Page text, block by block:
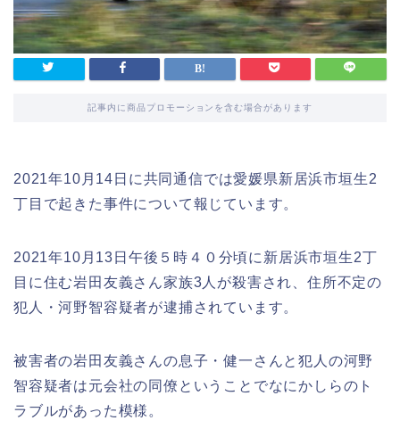
記事内に商品プロモーションを含む場合があります
2021年10月14日に共同通信では愛媛県新居浜市垣生2
丁目で起きた事件について報じています。
2021年10月13日午後５時４０分頃に新居浜市垣生2丁
目に住む岩田友義さん家族3人が殺害され、住所不定の
犯人・河野智容疑者が逮捕されています。
被害者の岩田友義さんの息子・健一さんと犯人の河野
智容疑者は元会社の同僚ということでなにかしらのト
ラブルがあった模様。